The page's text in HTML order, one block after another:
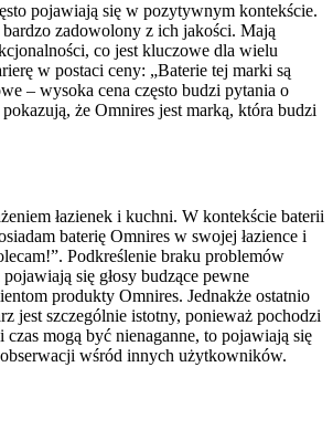
pojawiają się w pozytywnym kontekście.
zadowolony z ich jakości. Mają
co jest kluczowe dla wielu
w postaci ceny: „Baterie tej marki są
– wysoka cena często budzi pytania o
że Omnires jest marką, która budzi
łazienek i kuchni. W kontekście baterii
baterię Omnires w swojej łazience i
Podkreślenie braku problemów
się głosy budzące pewne
produkty Omnires. Jednakże ostatnio
jest szczególnie istotny, ponieważ pochodzi
mogą być nienaganne, to pojawiają się
obserwacji wśród innych użytkowników.